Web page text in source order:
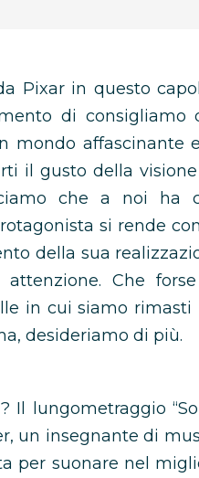
Pixar in questo
di
mondo affascinante
il gusto della
che a noi ha
si rende
della sua
Che
in cui siamo rimasti
desideriamo di più.
Il lungometraggio
un insegnante di
per suonare nel